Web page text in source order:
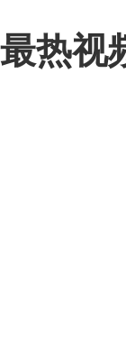
最热视